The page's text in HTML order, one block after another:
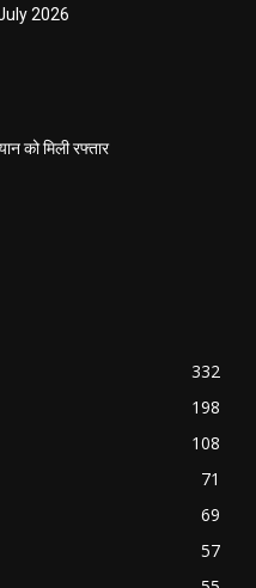
2026
को मिली रफ्तार
332
198
108
71
69
57